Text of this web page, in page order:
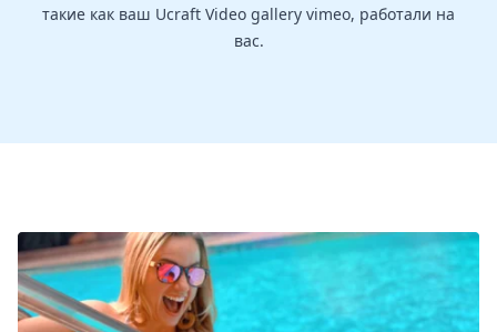
такие как ваш Ucraft Video gallery vimeo, работали на
вас.